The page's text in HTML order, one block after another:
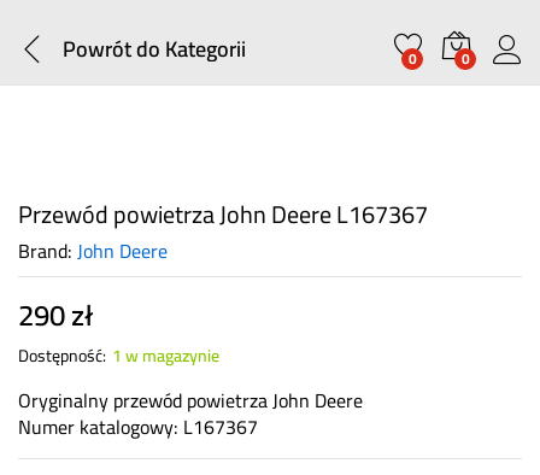
Powrót doKategorii 0 0
Przewód powietrza John Deere L167367
Brand:John Deere
290zł
Dostępność: 1 w magazynie
Oryginalny przewód powietrza John Deere
Numer katalogowy: L167367